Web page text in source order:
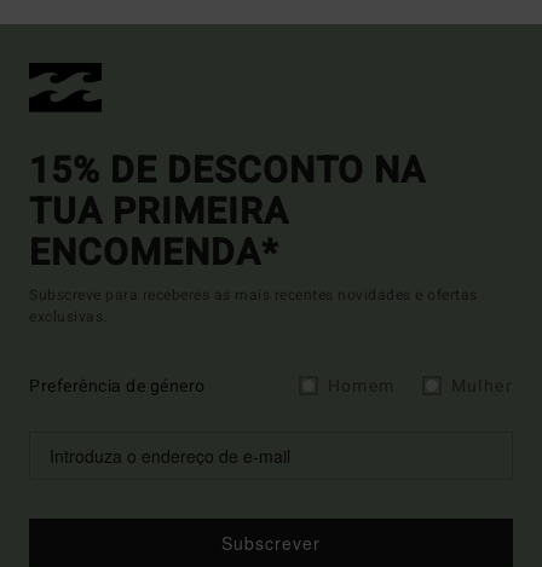
15% DE DESCONTO NA
TUA PRIMEIRA
ENCOMENDA*
Subscreve para receberes as mais recentes novidades e ofertas
exclusivas.
Preferência de género
Subscrever